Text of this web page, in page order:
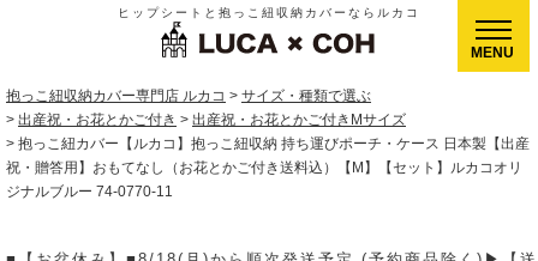
ヒップシートと抱っこ紐収納カバーならルカコ
抱っこ紐収納カバー専門店 ルカコ
サイズ・種類で選ぶ
出産祝・お花とかご付き
出産祝・お花とかご付きMサイズ
抱っこ紐カバー【ルカコ】抱っこ紐収納 持ち運びポーチ・ケース 日本製【出産
祝・贈答用】おもてなし（お花とかご付き送料込）【M】【セット】ルカコオリ
ジナルブルー 74-0770-11